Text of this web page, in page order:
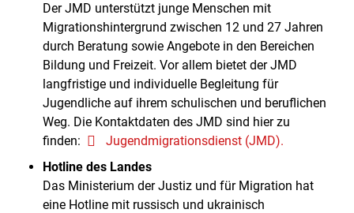
Der JMD unterstützt junge Menschen mit
Migrationshintergrund zwischen 12 und 27 Jahren
durch Beratung sowie Angebote in den Bereichen
Bildung und Freizeit. Vor allem bietet der JMD
langfristige und individuelle Begleitung für
Jugendliche auf ihrem schulischen und beruflichen
Weg. Die Kontaktdaten des JMD sind hier zu
finden:
Jugendmigrationsdienst (JMD).
Hotline des Landes
Das Ministerium der Justiz und für Migration hat
eine Hotline mit russisch und ukrainisch